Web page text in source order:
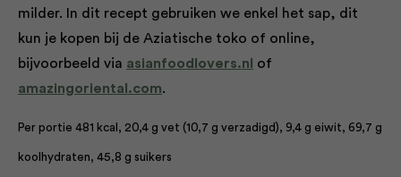
milder. In dit recept gebruiken we enkel het sap, dit
kun je kopen bij de Aziatische toko of online,
bijvoorbeeld via asianfoodlovers.nl
of
amazingoriental.com.
Per portie 481 kcal, 20,4 g vet (10,7 g verzadigd), 9,4 g eiwit, 69,7 g
koolhydraten, 45,8 g suikers